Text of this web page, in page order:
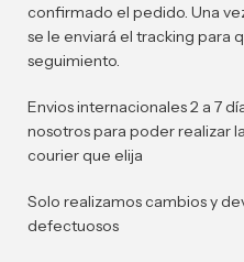
confirmado el pedido. Una
se le enviará el tracking para
seguimiento.
Envios internacionales 2 a 7
nosotros para poder realizar
courier que elija
Solo realizamos cambios y
defectuosos